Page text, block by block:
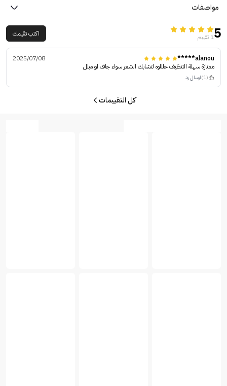
مواصفات
51 تقييم اكتب تقيمك
alanou*****
2025/07/08
ممتازة سهلة التنظيف حلللوه لتشابك الشعر سواء جاف او مبلل
(1) ارسال رد
كل التقييمات